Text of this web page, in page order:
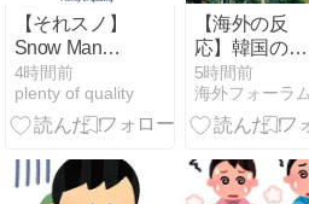
​【それスノ】
Snow Manラ
ウール率いる
BUMPYがダ
ンス世界大会
4時間前
plenty of quality
【海外の反
応】韓国の少
子化対策6案
に限界？「構
造的危機」と
5時間前